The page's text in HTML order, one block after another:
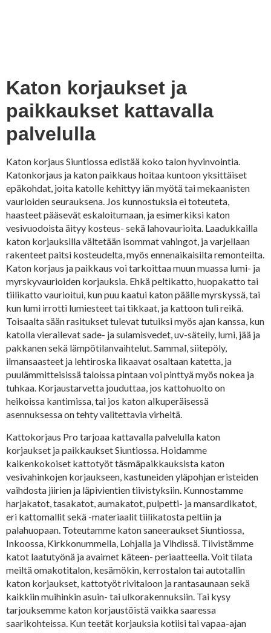
Katon korjaukset ja
paikkaukset kattavalla
palvelulla
Katon korjaus Siuntiossa edistää koko talon hyvinvointia.
Katonkorjaus ja katon paikkaus hoitaa kuntoon yksittäiset
epäkohdat, joita katolle kehittyy iän myötä tai mekaanisten
vaurioiden seurauksena. Jos kunnostuksia ei toteuteta,
haasteet pääsevät eskaloitumaan, ja esimerkiksi katon
vesivuodoista äityy kosteus- sekä lahovaurioita. Laadukkailla
katon korjauksilla vältetään isommat vahingot, ja varjellaan
rakenteet paitsi kosteudelta, myös ennenaikaisilta remonteilta.
Katon korjaus ja paikkaus voi tarkoittaa muun muassa lumi- ja
myrskyvaurioiden korjauksia. Ehkä peltikatto, huopakatto tai
tiilikatto vaurioitui, kun puu kaatui katon päälle myrskyssä, tai
kun lumi irrotti lumiesteet tai tikkaat, ja kattoon tuli reikä.
Toisaalta sään rasitukset tulevat tutuiksi myös ajan kanssa, kun
katolla vierailevat sade- ja sulamisvedet, uv-säteily, lumi, jää ja
pakkanen sekä lämpötilanvaihtelut. Sammal, siitepöly,
ilmansaasteet ja lehtiroska likaavat osaltaan katetta, ja
puulämmitteisissä taloissa pintaan voi pinttyä myös nokea ja
tuhkaa. Korjaustarvetta jouduttaa, jos kattohuolto on
heikoissa kantimissa, tai jos katon alkuperäisessä
asennuksessa on tehty valitettavia virheitä.
Kattokorjaus Pro tarjoaa kattavalla palvelulla katon
korjaukset ja paikkaukset Siuntiossa. Hoidamme
kaikenkokoiset kattotyöt täsmäpaikkauksista katon
vesivahinkojen korjaukseen, kastuneiden yläpohjan eristeiden
vaihdosta jiirien ja läpivientien tiivistyksiin. Kunnostamme
harjakatot, tasakatot, aumakatot, pulpetti- ja mansardikatot,
eri kattomallit sekä -materiaalit tiilikatosta peltiin ja
palahuopaan. Toteutamme katon saneeraukset Siuntiossa,
Inkoossa, Kirkkonummella, Lohjalla ja Vihdissä. Tiivistämme
katot laatutyönä ja avaimet käteen- periaatteella. Voit tilata
meiltä omakotitalon, kesämökin, kerrostalon tai autotallin
katon korjaukset, kattotyöt rivitaloon ja rantasaunaan sekä
kaikkiin muihinkin asuin- tai ulkorakennuksiin. Tai kysy
tarjouksemme katon korjaustöistä vaikka saaressa
saarikohteissa. Kun teetät korjauksia kotiisi tai vapaa-ajan